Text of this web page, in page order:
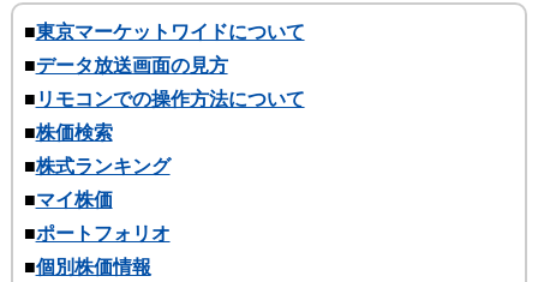
■東京マーケットワイドについて
■データ放送画面の見方
■ リモコンでの操作方法について
■株価検索
■株式ランキング
■マイ株価
■ポートフォリオ
■個別株価情報